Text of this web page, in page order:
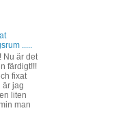
.....
Nu är det
färdigt!!!
fixat
är jag
liten
man